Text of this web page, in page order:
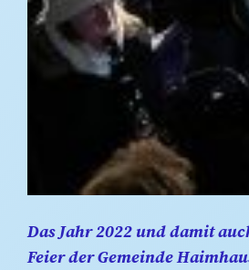
Das Jahr 2022 und damit
Feier der Gemeinde